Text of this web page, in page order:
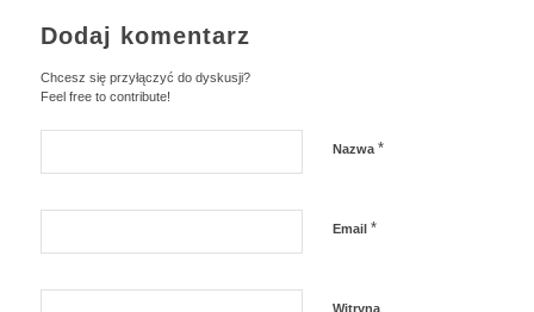
Dodaj komentarz
Chcesz się przyłączyć do dyskusji?
Feel free to contribute!
Nazwa *
Email *
Witryna